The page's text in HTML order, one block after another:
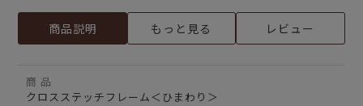
商品説明 もっと見る レビュー
商 品
クロスステッチフレーム＜ひまわり＞